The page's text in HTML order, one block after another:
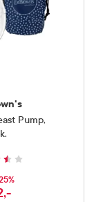
Pump,